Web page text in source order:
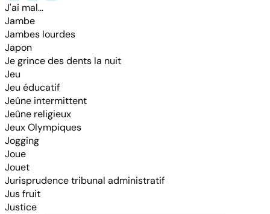
J'ai mal…
Jambe
Jambes lourdes
Japon
Je grince des dents la nuit
Jeu
Jeu éducatif
Jeûne intermittent
Jeûne religieux
Jeux Olympiques
Jogging
Joue
Jouet
Jurisprudence tribunal administratif
Jus fruit
Justice